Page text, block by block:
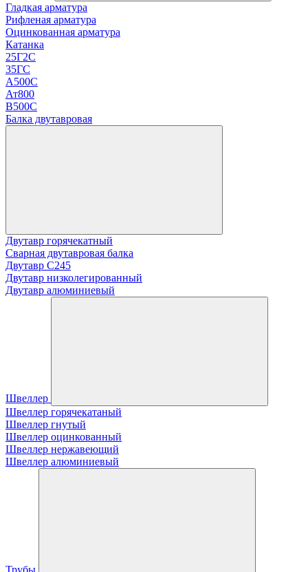
Гладкая арматура
Рифленая арматура
Оцинкованная арматура
Катанка
25Г2С
35ГС
А500С
Ат800
В500С
Балка двутавровая
Двутавр горячекатный
Сварная двутавровая балка
Двутавр С245
Двутавр низколегированный
Двутавр алюминиевый
Швеллер
Швеллер горячекатаный
Швеллер гнутый
Швеллер оцинкованный
Швеллер нержавеющий
Швеллер алюминиевый
Трубы